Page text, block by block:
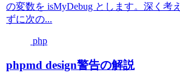
の変数を isMyDebug とします。深く考え
ずに次の...
php
phpmd design警告の解説